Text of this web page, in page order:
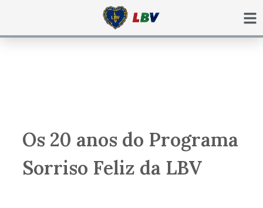
Os 20 anos do Programa
Sorriso Feliz da LBV